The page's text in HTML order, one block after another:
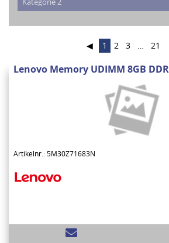
◀ 1 2 3 … 21
Lenovo Memory UDIMM 8GB
Artikelnr.: 5M30Z71683N